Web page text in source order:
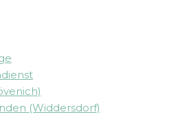
(Widdersdorf)